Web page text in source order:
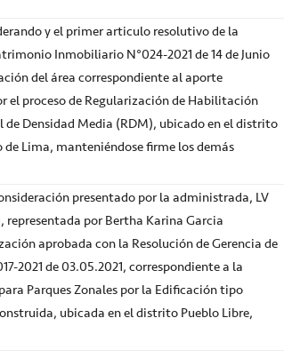
y el primer articulo resolutivo de la
Inmobiliario N°024-2021 de 14 de Junio
del área correspondiente al aporte
el proceso de Regularización de Habilitación
de Densidad Media (RDM), ubicado en el distrito
Lima, manteniéndose firme los demás
presentado por la administrada, LV
representada por Bertha Karina Garcia
aprobada con la Resolución de Gerencia de
2021 de 03.05.2021, correspondiente a la
Parques Zonales por la Edificación tipo
ubicada en el distrito Pueblo Libre,